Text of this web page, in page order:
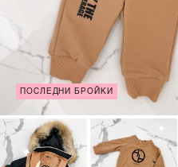
ПОСЛЕДНИ БРОЙКИ